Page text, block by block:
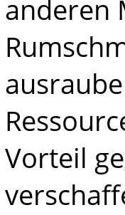
anderen
Vorteil